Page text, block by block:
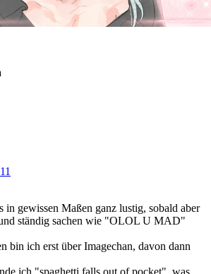
in gewissen Maßen ganz lustig, sobald aber
ständig sachen wie "OLOL U MAD"
bin ich erst über Imagechan, davon dann
ich "spaghetti falls out of pocket", was